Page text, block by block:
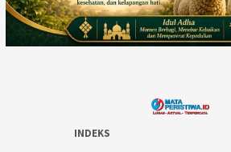
INDEKS